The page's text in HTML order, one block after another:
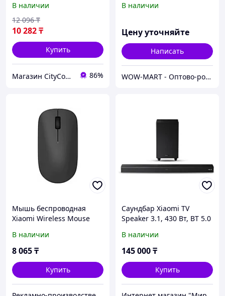
Light single, одинарный,
ZigBee Арт.5271
В наличии
10 282₸
12 096 ₸
Купить
Магазин CityCom.kz +7-727-250-1209 86%
В наличии
Цену уточняйте
Написать
WOW-MART - Оптово-розничный Склад - товары на заказ до двери
Мышь беспроводная
Xiaomi Wireless Mouse
(BHR6099GL)
В наличии
8 065₸
Купить
Саундбар Xiaomi TV
Speaker 3.1, 430 Вт, BT 5.0
В наличии
145 000₸
Купить